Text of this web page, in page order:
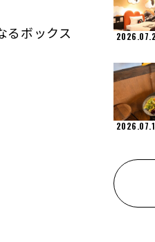
るボックス